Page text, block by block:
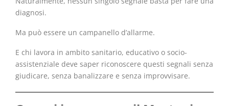
diagnosi.
Ma può essere un campanello d’allarme.
E chi lavora in ambito sanitario, educativo o socio-
assistenziale deve saper riconoscere questi segnali senza
giudicare, senza banalizzare e senza improvvisare.